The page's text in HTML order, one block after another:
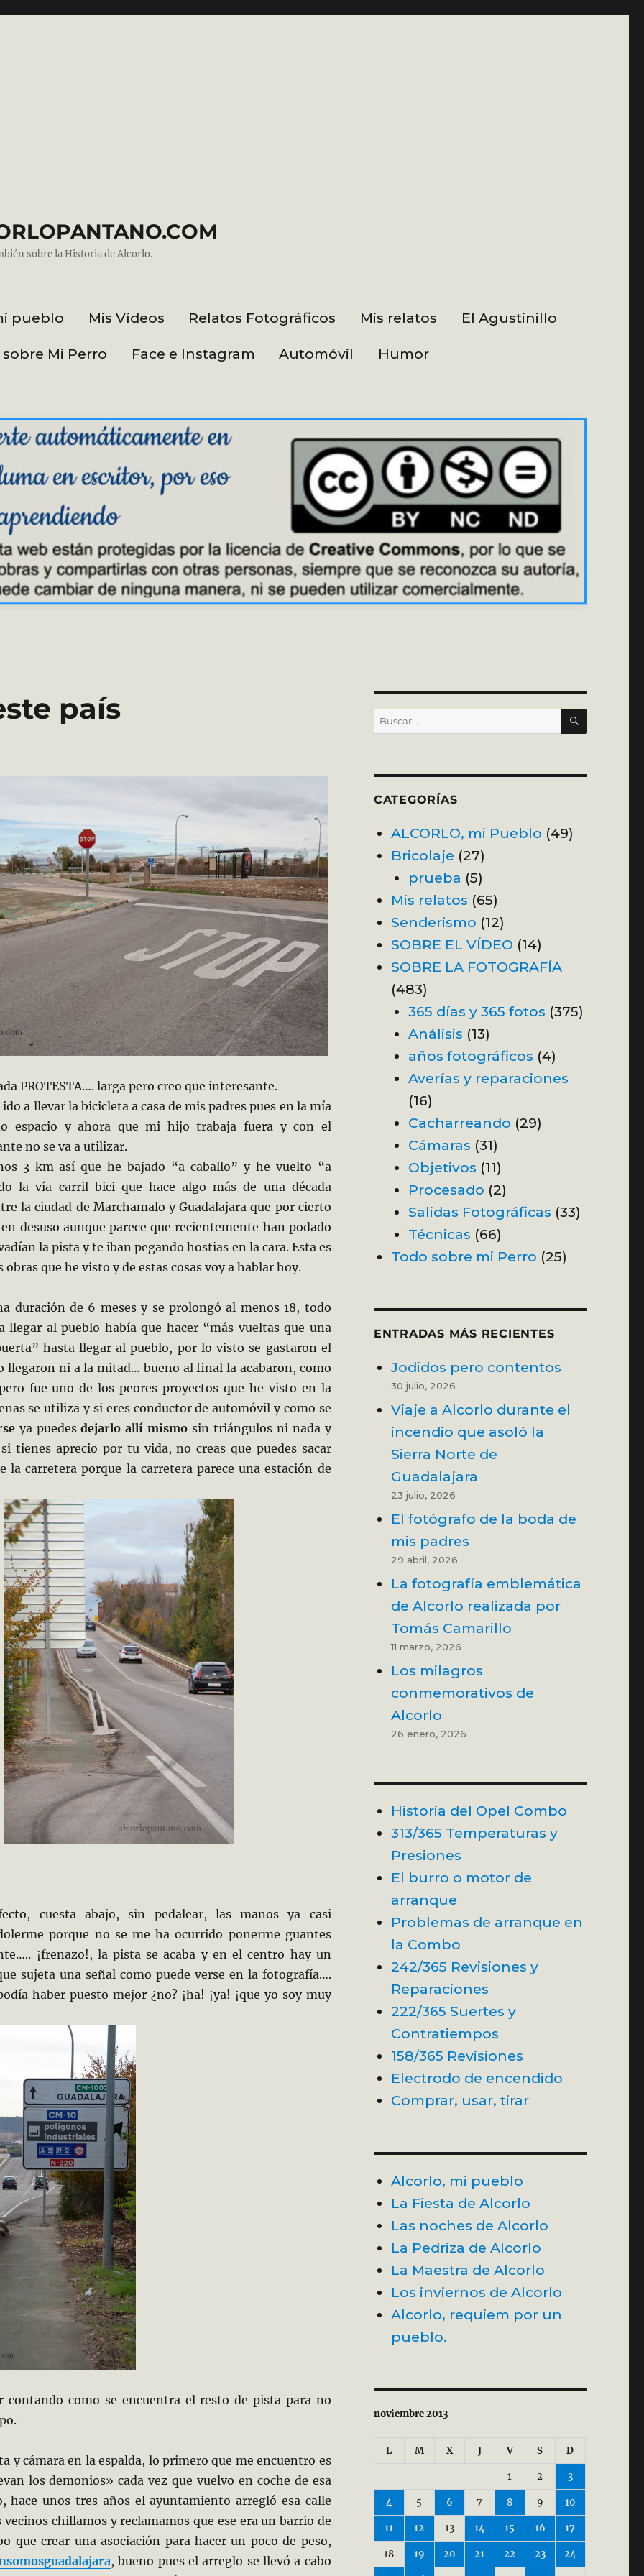
sobre la Historia de Alcorlo.
pueblo Mis Vídeos Relatos Fotográficos Mis relatos El Agustinillo
Mi Perro Face e Instagram Automóvil Humor
país
PROTESTA…. larga pero creo que interesante.
a llevar la bicicleta a casa de mis padres pues en la mía
espacio y ahora que mi hijo trabaja fuera y con el
no se va a utilizar.
3 km así que he bajado “a caballo” y he vuelto “a
la vía carril bici que hace algo más de una década
la ciudad de Marchamalo y Guadalajara que por cierto
desuso aunque parece que recientemente han podado
la pista y te iban pegando hostias en la cara. Esta es
obras que he visto y de estas cosas voy a hablar hoy.
duración de 6 meses y se prolongó al menos 18, todo
llegar al pueblo había que hacer “más vueltas que una
hasta llegar al pueblo, por lo visto se gastaron el
llegaron ni a la mitad… bueno al final la acabaron, como
fue uno de los peores proyectos que he visto en la
se utiliza y si eres conductor de automóvil y como se
ya puedesdejarlo allí mismo sin triángulos ni nada y
tienes aprecio por tu vida, no creas que puedes sacar
la carretera porque la carretera parece una estación de
cuesta abajo, sin pedalear, las manos ya casi
porque no se me ha ocurrido ponerme guantes
¡frenazo!, la pista se acaba y en el centro hay un
sujeta una señal como puede verse en la fotografía….
haber puesto mejor ¿no? ¡ha! ¡ya! ¡que yo soy muy
como se encuentra el resto de pista para no
y cámara en la espalda, lo primero que me encuentro es
los demonios» cada vez que vuelvo en coche de esa
hace unos tres años el ayuntamiento arregló esa calle
chillamos y reclamamos que ese era un barrio de
que crear una asociación para hacer un poco de peso,
, bueno pues el arreglo se llevó a cabo
Buscar
por:
BUSCAR
CATEGORÍAS
ALCORLO, mi Pueblo (49)
Bricolaje (27)
prueba (5)
Mis relatos (65)
Senderismo (12)
SOBRE EL VÍDEO (14)
SOBRE LA FOTOGRAFÍA
(483)
365 días y 365 fotos (375)
Análisis (13)
años fotográficos (4)
Averías y reparaciones
(16)
Cacharreando (29)
Cámaras (31)
Objetivos (11)
Procesado (2)
Salidas Fotográficas (33)
Técnicas (66)
Todo sobre mi Perro (25)
ENTRADAS MÁS RECIENTES
Jodidos pero contentos
30 julio, 2026
Viaje a Alcorlo durante el
incendio que asoló la
Sierra Norte de
Guadalajara
23 julio, 2026
El fotógrafo de la boda de
mis padres
29 abril, 2026
La fotografía emblemática
de Alcorlo realizada por
Tomás Camarillo
11 marzo, 2026
Los milagros
conmemorativos de
Alcorlo
26 enero, 2026
Historia del Opel Combo
313/365 Temperaturas y
Presiones
El burro o motor de
arranque
Problemas de arranque en
la Combo
242/365 Revisiones y
Reparaciones
222/365 Suertes y
Contratiempos
158/365 Revisiones
Electrodo de encendido
Comprar, usar, tirar
Alcorlo, mi pueblo
La Fiesta de Alcorlo
Las noches de Alcorlo
La Pedriza de Alcorlo
La Maestra de Alcorlo
Los inviernos de Alcorlo
Alcorlo, requiem por un
pueblo.
noviembre 2013
L M X J V S D
1 2 3
4 5 6 7 8 9 10
11 12 13 14 15 16 17
18 19 20 21 22 23 24